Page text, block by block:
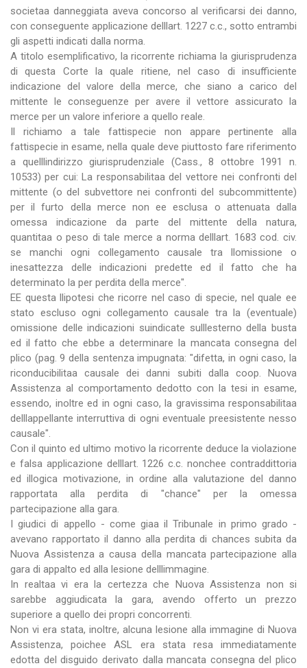
societaa danneggiata aveva concorso al verificarsi dei danno,
con conseguente applicazione delllart. 1227 c.c., sotto entrambi
gli aspetti indicati dalla norma.
A titolo esemplificativo, la ricorrente richiama la giurisprudenza
di questa Corte la quale ritiene, nel caso di insufficiente
indicazione del valore della merce, che siano a carico del
mittente le conseguenze per avere il vettore assicurato la
merce per un valore inferiore a quello reale.
Il richiamo a tale fattispecie non appare pertinente alla
fattispecie in esame, nella quale deve piuttosto fare riferimento
a quelllindirizzo giurisprudenziale (Cass., 8 ottobre 1991 n.
10533) per cui: La responsabilitaa del vettore nei confronti del
mittente (o del subvettore nei confronti del subcommittente)
per il furto della merce non ee esclusa o attenuata dalla
omessa indicazione da parte del mittente della natura,
quantitaa o peso di tale merce a norma delllart. 1683 cod. civ.
se manchi ogni collegamento causale tra llomissione o
inesattezza delle indicazioni predette ed il fatto che ha
determinato la per perdita della merce".
EE questa llipotesi che ricorre nel caso di specie, nel quale ee
stato escluso ogni collegamento causale tra la (eventuale)
omissione delle indicazioni suindicate sulllesterno della busta
ed il fatto che ebbe a determinare la mancata consegna del
plico (pag. 9 della sentenza impugnata: "difetta, in ogni caso, la
riconducibilitaa causale dei danni subiti dalla coop. Nuova
Assistenza al comportamento dedotto con la tesi in esame,
essendo, inoltre ed in ogni caso, la gravissima responsabilitaa
delllappellante interruttiva di ogni eventuale preesistente nesso
causale".
Con il quinto ed ultimo motivo la ricorrente deduce la violazione
e falsa applicazione delllart. 1226 c.c. nonchee contraddittoria
ed illogica motivazione, in ordine alla valutazione del danno
rapportata alla perdita di "chance" per la omessa
partecipazione alla gara.
I giudici di appello - come giaa il Tribunale in primo grado -
avevano rapportato il danno alla perdita di chances subita da
Nuova Assistenza a causa della mancata partecipazione alla
gara di appalto ed alla lesione delllimmagine.
In realtaa vi era la certezza che Nuova Assistenza non si
sarebbe aggiudicata la gara, avendo offerto un prezzo
superiore a quello dei propri concorrenti.
Non vi era stata, inoltre, alcuna lesione alla immagine di Nuova
Assistenza, poichee ASL era stata resa immediatamente
edotta del disguido derivato dalla mancata consegna del plico